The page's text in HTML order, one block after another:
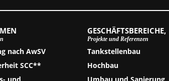
nach AwSV
SCC**
GESCHÄFTSBEREICHE,
Projekte und Referenzen
Tankstellenbau
Hochbau